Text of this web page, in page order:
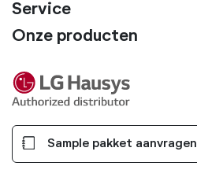
Service
Onze producten
Sample pakket aanvragen